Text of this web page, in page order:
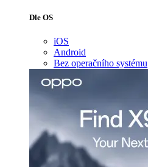
Dle OS
iOS
Android
Bez operačního systému